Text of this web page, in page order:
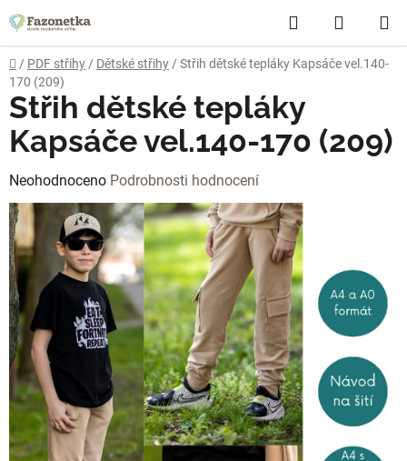
na
obsah
Hledat
KOŠÍK
Domů
/ PDF střihy / Dětské střihy / Střih dětské tepláky Kapsáče vel.140-
170 (209)
Střih dětské tepláky
Kapsáče vel.140-170 (209)
Průměrné
hodnocení
produktu
je
0,0
z
5
hvězdiček.
Neohodnoceno Podrobnosti hodnocení